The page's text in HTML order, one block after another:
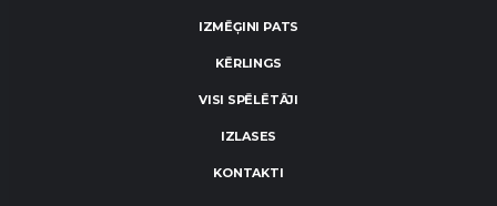
IZMĒĢINI PATS
KĒRLINGS
VISI SPĒLĒTĀJI
IZLASES
KONTAKTI